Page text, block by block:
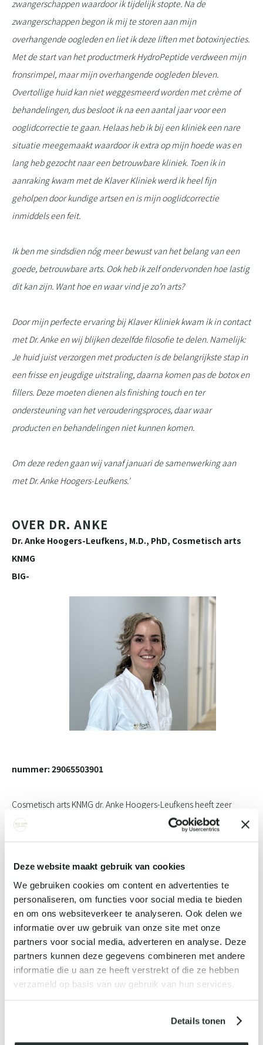
Deze website maakt gebruik van cookies
We gebruiken cookies om content en advertenties te
personaliseren, om functies voor social media te bieden
en om ons websiteverkeer te analyseren. Ook delen we
informatie over uw gebruik van onze site met onze
partners voor social media, adverteren en analyse. Deze
partners kunnen deze gegevens combineren met andere
informatie die u aan ze heeft verstrekt of die ze hebben
verzameld op basis van uw gebruik van hun services.
Details tonen
zwangerschappen waardoor ik tijdelijk stopte. Na de
zwangerschappen begon ik mij te storen aan mijn
overhangende oogleden en liet ik deze liften met botoxinjecties.
Met de start van het productmerk HydroPeptide verdween mijn
fronsrimpel, maar mijn overhangende oogleden bleven.
Overtollige huid kan niet weggesmeerd worden met crème of
behandelingen, dus besloot ik na een aantal jaar voor een
ooglidcorrectie te gaan. Helaas heb ik bij een kliniek een nare
situatie meegemaakt waardoor ik extra op mijn hoede was en
lang heb gezocht naar een betrouwbare kliniek. Toen ik in
aanraking kwam met de Klaver Kliniek werd ik heel fijn
geholpen door kundige artsen en is mijn ooglidcorrectie
inmiddels een feit.
Ik ben me sindsdien nóg meer bewust van het belang van een
goede, betrouwbare arts. Ook heb ik zelf ondervonden hoe lastig
dit kan zijn. Want hoe en waar vind je zo’n arts?
Door mijn perfecte ervaring bij Klaver Kliniek kwam ik in contact
met Dr. Anke en wij blijken dezelfde filosofie te delen. Namelijk:
Je huid juist verzorgen met producten is de belangrijkste stap in
een frisse en jeugdige uitstraling, daarna komen pas de botox en
fillers. Deze moeten dienen als finishing touch en ter
ondersteuning van het verouderingsproces, daar waar
producten en behandelingen niet kunnen komen.
Om deze reden gaan wij vanaf januari de samenwerking aan
met Dr. Anke Hoogers-Leufkens.'
OVER DR. ANKE
Dr. Anke Hoogers-Leufkens, M.D., PhD, Cosmetisch arts
KNMG
BIG-
nummer: 29065503901
Cosmetisch arts KNMG dr. Anke Hoogers-Leufkens heeft zeer
brede en intensieve medische ervaring. Na haar opleiding
met de medisch-specialisten opleiding tot maag-, darm- en
leverarts (MDL), maar uiteindelijk besloot Anke haar hart te volgen
en koos ze voor de overstap naar cosmetische
geneeskunde. Hierin kan zij haar passie voor schoonheid en
intensief contact met mensen goed combineren.
Anke is lid van de Nederlandse Vereniging voor Cosmetische
registratie tot cosmetisch arts KNMG. Dit betekent dat dr. Anke